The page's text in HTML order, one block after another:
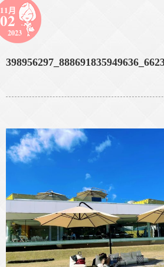
11月
02
2023